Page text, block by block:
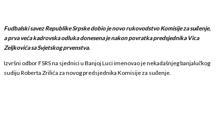
Fudbalski savez Republike Srpske dobio je novo rukovodstvo Komisije za suđenje,
a prva veća kadrovska odluka donesena je nakon povratka predsjednika Vica
Zeljkovića sa Svjetskog prvenstva.
Izvršni odbor FSRS na sjednici u Banjoj Luci imenovao je nekadašnjeg banjalučkog
sudiju Roberta Zrilića za novog predsjednika Komisije za suđenje.